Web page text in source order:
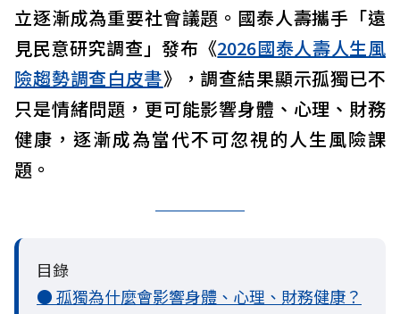
立逐漸成為重要社會議題。國泰人壽攜手「遠
見民意研究調查」發布《2026國泰人壽人生風
險趨勢調查白皮書》，調查結果顯示孤獨已不
只是情緒問題，更可能影響身體、心理、財務
健康，逐漸成為當代不可忽視的人生風險課
題。
目錄
● 孤獨為什麼會影響身體、心理、財務健康？